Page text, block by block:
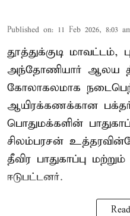
Published on: 11 Feb 2026, 8:03
தூத்துக்குடி மாவட்டம்,
அந்தோணியார் ஆலய
கோலாகலமாக
ஆயிரக்கணக்கான
பொதுமக்களின்
சிலம்பரசன்
தீவிர பாதுகாப்பு
ஈடுபட்டனர்.